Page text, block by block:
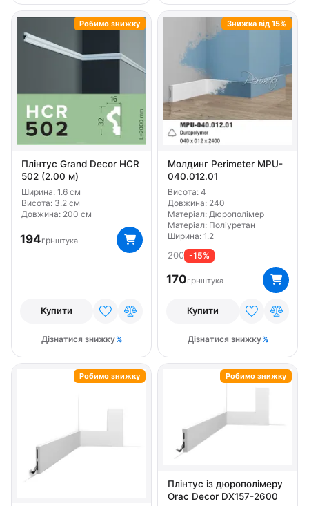
Висота 7.9 Висота 8.2 Висота 9 Висота 9.7
Висота 9.8 Бренд Classic Home
Бренд Gaudi Decor Бренд Grand Decor
Бренд NMC Бренд Orac Decor
Бренд Perimeter Бренд Европласт Тип Гнучкий
Матеріал Дюрополімер Матеріал Полімер
Плінтус Grand Decor HCR
502 (2.00 м)
Ширина: 1.6 см
Висота: 3.2 см
Довжина: 200 см
194грнштука
Купити
Дізнатися знижку
Робимо знижку
Молдинг Perimeter MPU-
040.012.01
Висота: 4
Довжина: 240
Матеріал: Дюрополімер
Матеріал: Поліуретан
Ширина: 1.2
200 -15%
170грнштука
Купити
Дізнатися знижку
Знижка від 15%
Робимо знижку
Плінтус із дюрополімеру
Orac Decor DX157-2600
Робимо знижку